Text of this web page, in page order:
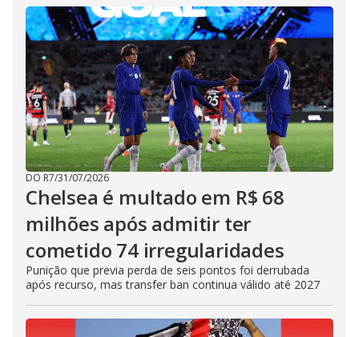
DO R7/31/07/2026
Chelsea é multado em R$ 68
milhões após admitir ter
cometido 74 irregularidades
Punição que previa perda de seis pontos foi derrubada
após recurso, mas transfer ban continua válido até 2027